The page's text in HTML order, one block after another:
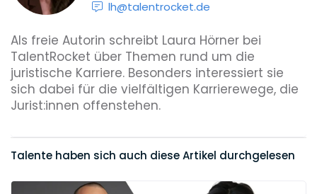
lh@talentrocket.de
Als freie Autorin schreibt Laura Hörner bei
TalentRocket über Themen rund um die
juristische Karriere. Besonders interessiert sie
sich dabei für die vielfältigen Karrierewege, die
Jurist:innen offenstehen.
Talente haben sich auch diese Artikel durchgelesen